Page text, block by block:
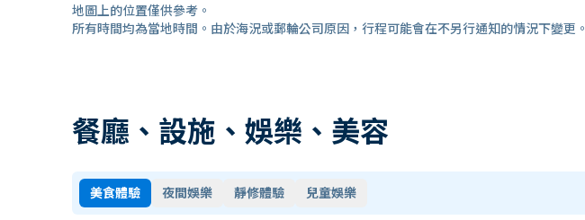
地圖上的位置僅供參考。
所有時間均為當地時間。由於海況或郵輪公司原因，行程可能會在不另行通知的情況下變更。
餐廳、設施、娛樂、美容
美食體驗 夜間娛樂 靜修體驗 兒童娛樂